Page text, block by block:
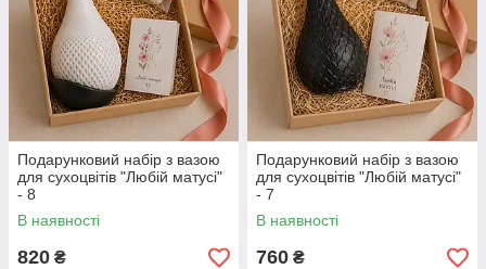
Подарунковий набір з вазою
для сухоцвітів "Любій матусі"
- 8
В наявності
820 ₴
Подарунковий набір з вазою
для сухоцвітів "Любій матусі"
- 7
В наявності
760 ₴